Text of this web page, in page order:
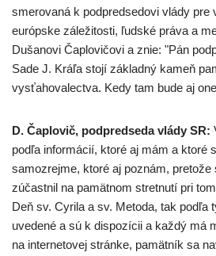
smerovaná k podpredsedovi vlády pre
európske záležitosti, ľudské práva a
Dušanovi Čaplovičovi a znie: "Pán
Sade J. Kráľa stojí základný kameň
vysťahovalectva. Kedy tam bude aj
D. Čaplovič, podpredseda vlády SR:
podľa informácií, ktoré aj mám a ktoré
samozrejme, ktoré aj poznám, pretože
zúčastnil na pamätnom stretnutí pri
Deň sv. Cyrila a sv. Metoda, tak podľa
uvedené a sú k dispozícii a každý má
na internetovej stránke, pamätník sa